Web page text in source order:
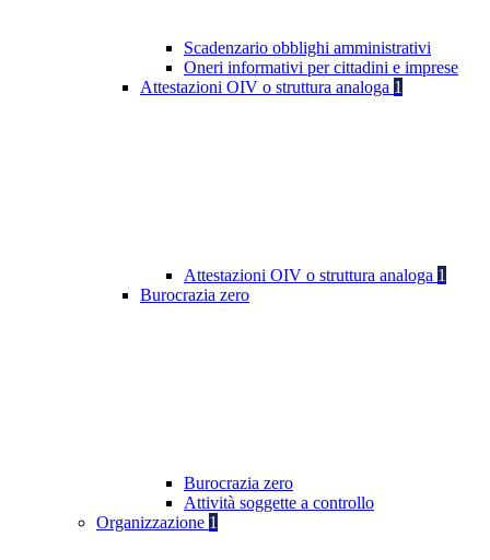
Scadenzario obblighi amministrativi
Oneri informativi per cittadini e imprese
Attestazioni OIV o struttura analoga 1
Attestazioni OIV o struttura analoga 1
Burocrazia zero
Burocrazia zero
Attività soggette a controllo
Organizzazione 1